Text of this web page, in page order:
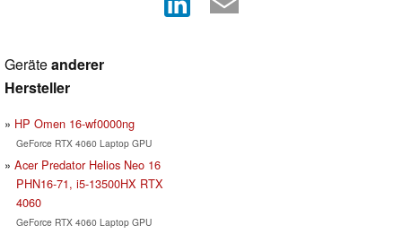
Geräteanderer
Hersteller
HP Omen 16-wf0000ng
GeForce RTX 4060 Laptop GPU
Acer Predator Helios Neo 16
PHN16-71, i5-13500HX RTX
4060
GeForce RTX 4060 Laptop GPU